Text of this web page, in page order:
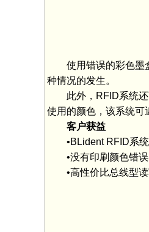
使用错误的彩色墨盒
种情况的发生。
此外，RFID系统还
使用的颜色，该系统可
客户获益
•BLident RFID系统
•没有印刷颜色错误
•高性价比总线型读